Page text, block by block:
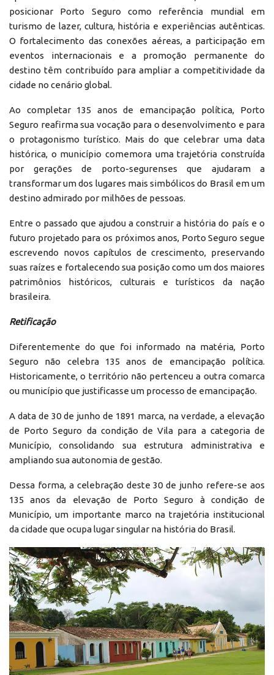
posicionar Porto Seguro como referência mundial em
turismo de lazer, cultura, história e experiências autênticas.
O fortalecimento das conexões aéreas, a participação em
eventos internacionais e a promoção permanente do
destino têm contribuído para ampliar a competitividade da
cidade no cenário global.
Ao completar 135 anos de emancipação política, Porto
Seguro reafirma sua vocação para o desenvolvimento e para
o protagonismo turístico. Mais do que celebrar uma data
histórica, o município comemora uma trajetória construída
por gerações de porto-segurenses que ajudaram a
transformar um dos lugares mais simbólicos do Brasil em um
destino admirado por milhões de pessoas.
Entre o passado que ajudou a construir a história do país e o
futuro projetado para os próximos anos, Porto Seguro segue
escrevendo novos capítulos de crescimento, preservando
suas raízes e fortalecendo sua posição como um dos maiores
patrimônios históricos, culturais e turísticos da nação
brasileira.
Retificação
Diferentemente do que foi informado na matéria, Porto
Seguro não celebra 135 anos de emancipação política.
Historicamente, o território não pertenceu a outra comarca
ou município que justificasse um processo de emancipação.
A data de 30 de junho de 1891 marca, na verdade, a elevação
de Porto Seguro da condição de Vila para a categoria de
Município, consolidando sua estrutura administrativa e
ampliando sua autonomia de gestão.
Dessa forma, a celebração deste 30 de junho refere-se aos
135 anos da elevação de Porto Seguro à condição de
Município, um importante marco na trajetória institucional
da cidade que ocupa lugar singular na história do Brasil.